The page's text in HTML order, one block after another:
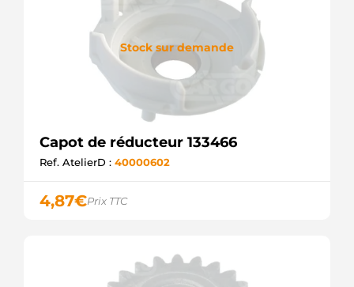
F032132894
Stock sur demande
Capot de réducteur 133466
Ref. AtelierD : 40000602
4,87€Prix TTC